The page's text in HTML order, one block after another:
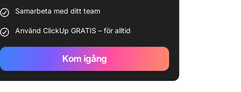
Samarbeta med ditt team
Använd ClickUp GRATIS – för alltid
Kom igång